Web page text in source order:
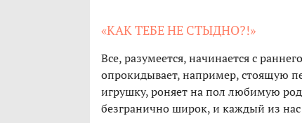
«КАК ТЕБЕ НЕ СТЫДНО?!»
Все, разумеется, начинается с
опрокидывает, например, стоящую
игрушку, роняет на пол любимую
безгранично широк, и каждый из